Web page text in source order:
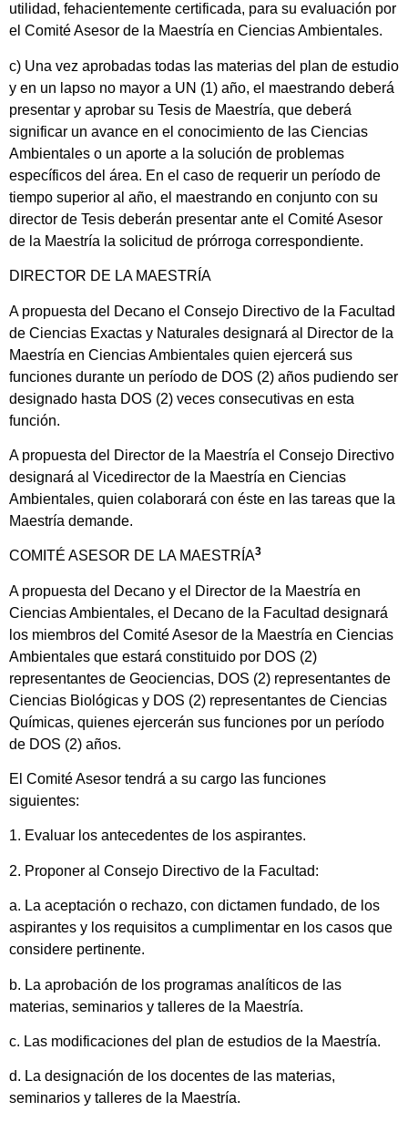
utilidad, fehacientemente certificada, para su evaluación por
el Comité Asesor de la Maestría en Ciencias Ambientales.
c) Una vez aprobadas todas las materias del plan de estudio
y en un lapso no mayor a UN (1) año, el maestrando deberá
presentar y aprobar su Tesis de Maestría, que deberá
significar un avance en el conocimiento de las Ciencias
Ambientales o un aporte a la solución de problemas
específicos del área. En el caso de requerir un período de
tiempo superior al año, el maestrando en conjunto con su
director de Tesis deberán presentar ante el Comité Asesor
de la Maestría la solicitud de prórroga correspondiente.
DIRECTOR DE LA MAESTRÍA
A propuesta del Decano el Consejo Directivo de la Facultad
de Ciencias Exactas y Naturales designará al Director de la
Maestría en Ciencias Ambientales quien ejercerá sus
funciones durante un período de DOS (2) años pudiendo ser
designado hasta DOS (2) veces consecutivas en esta
función.
A propuesta del Director de la Maestría el Consejo Directivo
designará al Vicedirector de la Maestría en Ciencias
Ambientales, quien colaborará con éste en las tareas que la
Maestría demande.
COMITÉ ASESOR DE LA MAESTRÍA3
A propuesta del Decano y el Director de la Maestría en
Ciencias Ambientales, el Decano de la Facultad designará
los miembros del Comité Asesor de la Maestría en Ciencias
Ambientales que estará constituido por DOS (2)
representantes de Geociencias, DOS (2) representantes de
Ciencias Biológicas y DOS (2) representantes de Ciencias
Químicas, quienes ejercerán sus funciones por un período
de DOS (2) años.
El Comité Asesor tendrá a su cargo las funciones
siguientes:
1. Evaluar los antecedentes de los aspirantes.
2. Proponer al Consejo Directivo de la Facultad:
a. La aceptación o rechazo, con dictamen fundado, de los
aspirantes y los requisitos a cumplimentar en los casos que
considere pertinente.
b. La aprobación de los programas analíticos de las
materias, seminarios y talleres de la Maestría.
c. Las modificaciones del plan de estudios de la Maestría.
d. La designación de los docentes de las materias,
seminarios y talleres de la Maestría.